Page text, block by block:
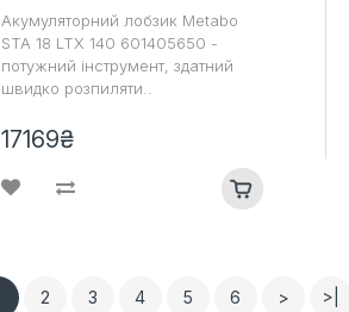
Акумуляторний лобзик Metabo
STA 18 LTX 140 601405650 -
потужний інструмент, здатний
швидко розпиляти..
17169₴
2 3 4 5 6 > >|